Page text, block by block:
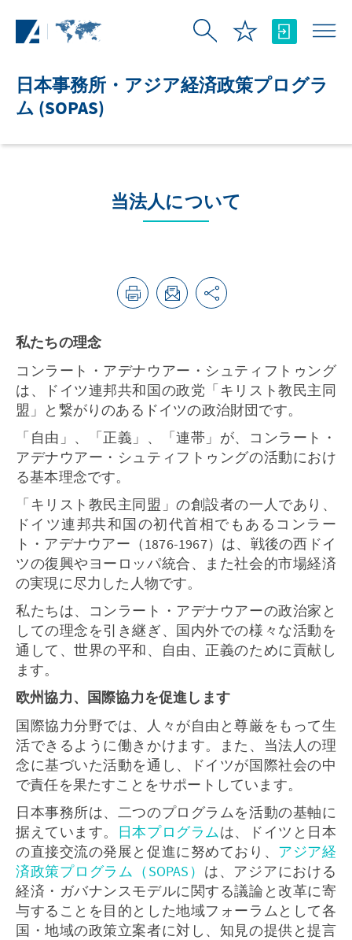
日本事務所・アジア経済政策プログラ
ム (SOPAS)
当法人について
私たちの理念
コンラート・アデナウアー・シュティフトゥング
は、ドイツ連邦共和国の政党「キリスト教民主同
盟」と繋がりのあるドイツの政治財団です。
「自由」、「正義」、「連帯」が、コンラート・
アデナウアー・シュティフトゥングの活動におけ
る基本理念です。
「キリスト教民主同盟」の創設者の一人であり、
ドイツ連邦共和国の初代首相でもあるコンラー
ト・アデナウアー（1876-1967）は、戦後の西ドイ
ツの復興やヨーロッパ統合、また社会的市場経済
の実現に尽力した人物です。
私たちは、コンラート・アデナウアーの政治家と
しての理念を引き継ぎ、国内外での様々な活動を
通して、世界の平和、自由、正義のために貢献し
ます。
欧州協力、国際協力を促進します
国際協力分野では、人々が自由と尊厳をもって生
活できるように働きかけます。また、当法人の理
念に基づいた活動を通し、ドイツが国際社会の中
で責任を果たすことをサポートしています。
日本事務所は、二つのプログラムを活動の基軸に
据えています。 日本プログラムは、ドイツと日本
の直接交流の発展と促進に努めており、 アジア経
済政策プログラム（SOPAS） は、アジアにおける
経済・ガバナンスモデルに関する議論と改革に寄
与することを目的とした地域フォーラムとして各
国・地域の政策立案者に対し、知見の提供と提言